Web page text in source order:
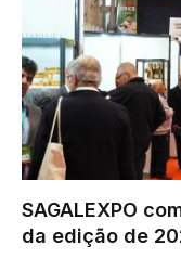
SAGALEXPO
da edição de